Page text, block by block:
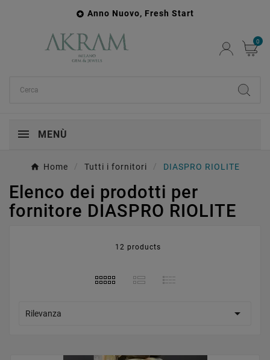
 Anno Nuovo, Fresh Start
0
MENÙ
Home Tutti i fornitori DIASPRO RIOLITE
Elenco dei prodotti per
fornitore DIASPRO RIOLITE
12 products
Rilevanza 